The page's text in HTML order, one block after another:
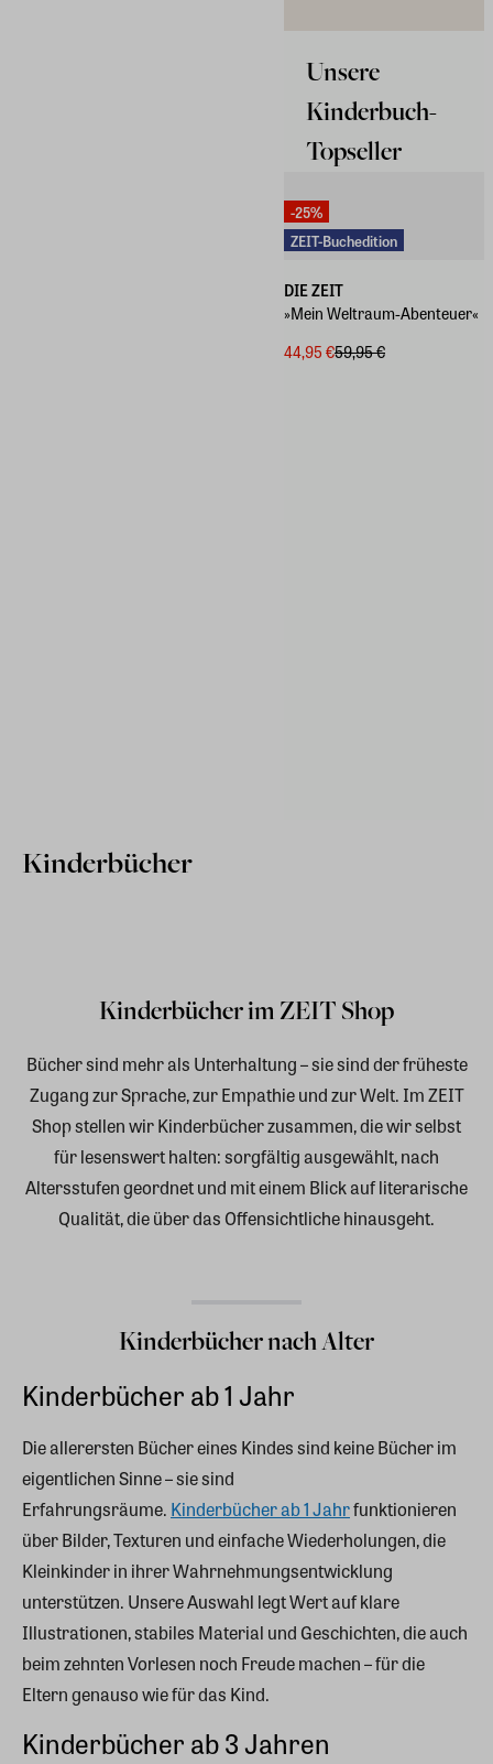
Unsere
Kinderbuch-
Topseller
-25%
ZEIT-Buchedition
DIE ZEIT
»Mein Weltraum-Abenteuer«
44,95 €59,95 €
Kinderbücher
Kinderbücher im ZEIT Shop
Bücher sind mehr als Unterhaltung – sie sind der früheste
Zugang zur Sprache, zur Empathie und zur Welt. Im ZEIT
Shop stellen wir Kinderbücher zusammen, die wir selbst
für lesenswert halten: sorgfältig ausgewählt, nach
Altersstufen geordnet und mit einem Blick auf literarische
Qualität, die über das Offensichtliche hinausgeht.
Kinderbücher nach Alter
Kinderbücher ab 1 Jahr
Die allerersten Bücher eines Kindes sind keine Bücher im
eigentlichen Sinne – sie sind
Erfahrungsräume. Kinderbücher ab 1 Jahrfunktionieren
über Bilder, Texturen und einfache Wiederholungen, die
Kleinkinder in ihrer Wahrnehmungsentwicklung
unterstützen. Unsere Auswahl legt Wert auf klare
Illustrationen, stabiles Material und Geschichten, die auch
beim zehnten Vorlesen noch Freude machen – für die
Eltern genauso wie für das Kind.
Kinderbücher ab 3 Jahren